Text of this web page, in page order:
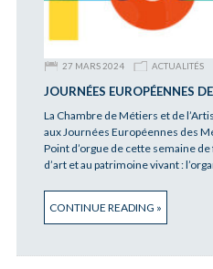
27 MARS 2024 ACTUALITÉS
JOURNÉES EUROPÉENNES
La Chambre de Métiers et de
aux Journées Européennes des
Point d’orgue de cette semaine
d’art et au patrimoine vivant :
CONTINUE READING »